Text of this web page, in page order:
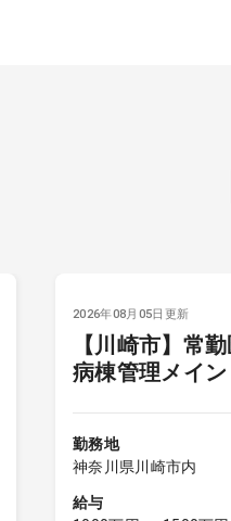
2026年08月05日更新
【川崎市】常
病棟管理メイン
勤務地
神奈川県川崎市内
給与